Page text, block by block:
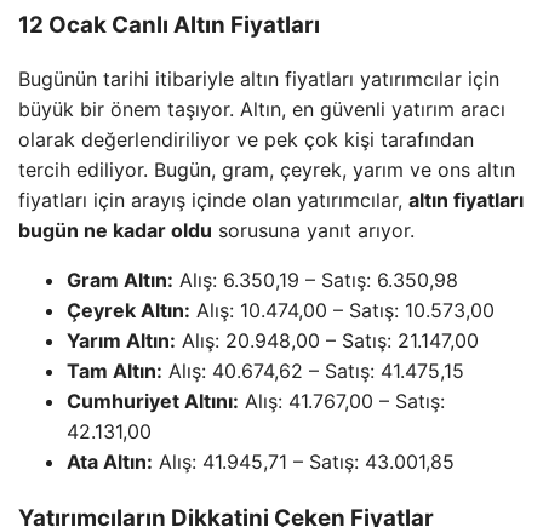
12 Ocak Canlı Altın Fiyatları
Bugünün tarihi itibariyle altın fiyatları yatırımcılar için
büyük bir önem taşıyor. Altın, en güvenli yatırım aracı
olarak değerlendiriliyor ve pek çok kişi tarafından
tercih ediliyor. Bugün, gram, çeyrek, yarım ve ons altın
fiyatları için arayış içinde olan yatırımcılar, altın fiyatları
bugün ne kadar oldu sorusuna yanıt arıyor.
Gram Altın: Alış: 6.350,19 – Satış: 6.350,98
Çeyrek Altın: Alış: 10.474,00 – Satış: 10.573,00
Yarım Altın: Alış: 20.948,00 – Satış: 21.147,00
Tam Altın: Alış: 40.674,62 – Satış: 41.475,15
Cumhuriyet Altını: Alış: 41.767,00 – Satış:
42.131,00
Ata Altın: Alış: 41.945,71 – Satış: 43.001,85
Yatırımcıların Dikkatini Çeken Fiyatlar